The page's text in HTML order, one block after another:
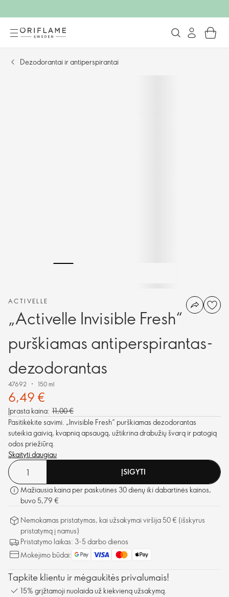
Dezodorantai ir antiperspirantai
ACTIVELLE
„Activelle Invisible Fresh“
purškiamas antiperspirantas-
dezodorantas
47692 150 ml
6,49 €
Įprasta kaina: 11,00 €
Pasitikėkite savimi. „Invisible Fresh“ purškiamas dezodorantas
suteikia gaivią, kvapnią apsaugą, užtikrina drabužių švarą ir patogią
odos priežiūrą.
Skaityti daugiau
ĮSIGYTI
Mažiausia kaina per paskutines 30 dienų iki dabartinės kainos,
buvo 5,79 €
Nemokamas pristatymas, kai užsakymai viršija 50 € (išskyrus
pristatymą į namus)
Pristatymo laikas: 3-5 darbo dienos
Mokėjimo būdai:
Tapkite klientu ir mėgaukitės privalumais!
15% grįžtamoji nuolaida už kiekvieną užsakymą.